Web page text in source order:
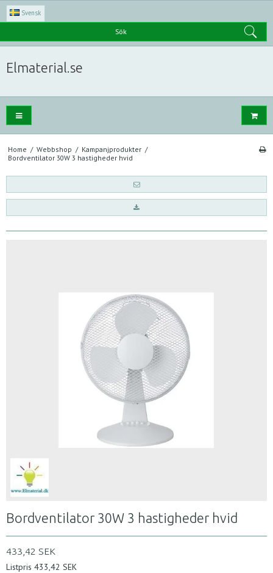
Svensk
Sök
Elmaterial.se
Home / Webbshop / Kampanjprodukter /
Bordventilator 30W 3 hastigheder hvid
Bordventilator 30W 3 hastigheder hvid
433,42 SEK
Listpris 433,42 SEK